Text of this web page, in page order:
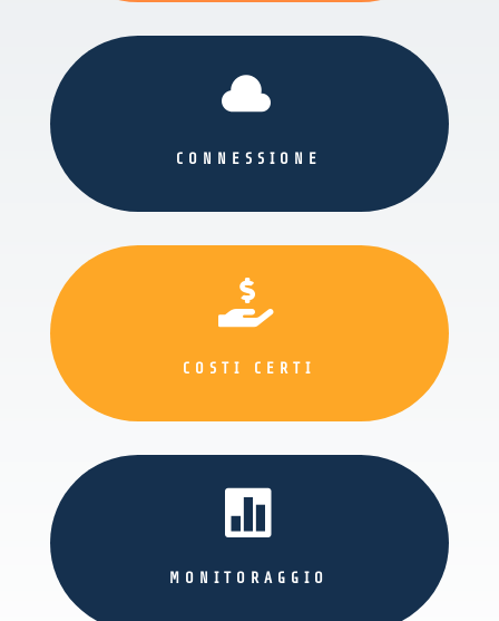

CONNESSIONE

COSTI CERTI

MONITORAGGIO